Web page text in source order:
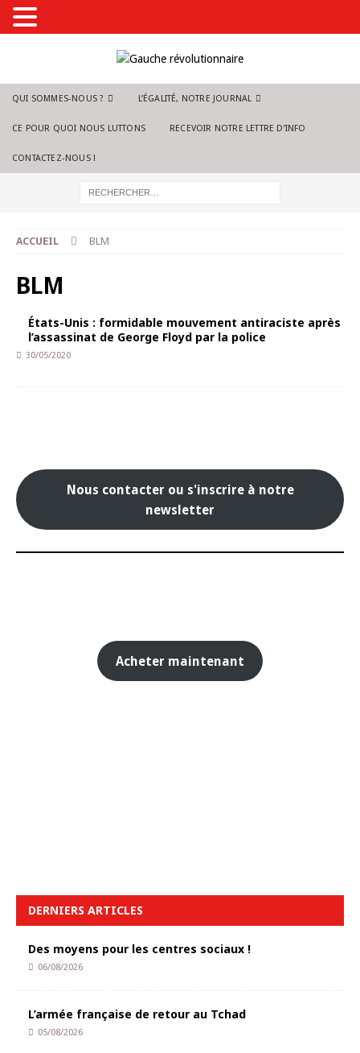
QUI SOMMES-NOUS ? L’ÉGALITÉ, NOTRE JOURNAL
CE POUR QUOI NOUS LUTTONS RECEVOIR NOTRE LETTRE D’INFO
CONTACTEZ-NOUS !
ACCUEIL BLM
BLM
États-Unis : formidable mouvement antiraciste après
l’assassinat de George Floyd par la police
30/05/2020
Nous contacter ou s'inscrire à notre
newsletter
Acheter maintenant
DERNIERS ARTICLES
Des moyens pour les centres sociaux !
06/08/2026
L’armée française de retour au Tchad
05/08/2026